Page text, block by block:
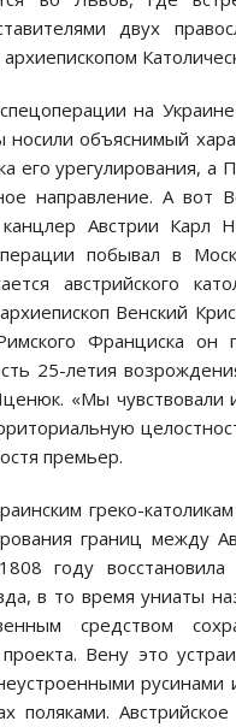
двух
на
объяснимый
его урегулирования,
направление. А вот
Австрии
побывал в
австрийского
Венский
Франциска
25-летия
«Мы чувствовали
премьер.
греко-
границ между
году
в то время униаты
средством
Вену это
русинами
поляками.